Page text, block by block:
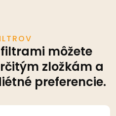
môžete
zložkám a
preferencie.